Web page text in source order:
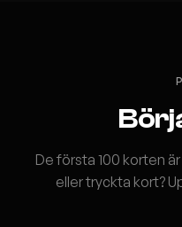
De första 100 korten
eller tryckta kort?